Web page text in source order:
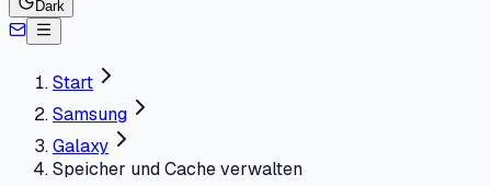
Dark
Start
Samsung
Galaxy
Speicher und Cache verwalten